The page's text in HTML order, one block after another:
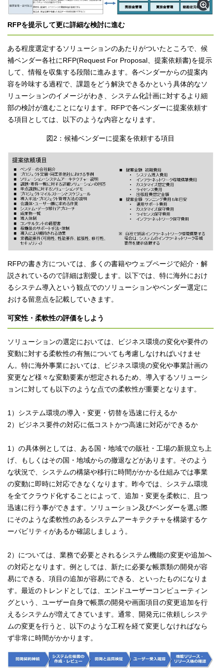
RFPを提示して更に詳細な検討に進む
ある程度選定するソリューションのあたりがついたところで、候
補ベンダー各社にRFP(Request For Proposal、提案依頼書)を提示
して、情報を収集する段階に進みます。各ベンダーからの提案内
容を吟味する過程で、課題をどう解決できるかという具体的なソ
リューションのイメージがわき、システム化計画に対するより細
部の検討が進むことになります。RFPで各ベンダーに提案依頼す
る項目としては、以下のような内容となります。
図2：候補ベンダーに提案を依頼する項目
RFPの書き方については、多くの書籍やウェブページで紹介・解
説されているので詳細は割愛します。以下では、特に海外におけ
るシステム導入という観点でのソリューションやベンダー選定に
おける留意点を記載していきます。
可変性・柔軟性の評価をしよう
ソリューションの選定においては、ビジネス環境の変化や要件の
変動に対する柔軟性の有無についても考慮しなければいけませ
ん。特に海外事業においては、ビジネス環境の変化や事業計画の
変更など様々な変動要素が想定されるため、導入するソリューシ
ョンに対しても以下のような点での柔軟性が重要となります。
1）システム環境の導入・変更・切替を迅速に行えるか
2）ビジネス要件の対応に低コストかつ高速に対応ができるか
1）の具体例としては、ある国・地域での販社・工場の新規立ち上
げ、もしくはその国・地域からの撤退などがあります。そのよう
な状況で、システムの構築や移行に時間がかかる仕組みでは事業
の変動に即時に対応できなくなります。昨今では、システム環境
を全てクラウド化することによって、追加・変更を柔軟に、且つ
迅速に行う事ができます。ソリューション及びベンダーを選ぶ際
にそのような柔軟性のあるシステムアーキテクチャを構築するケ
ーパビリティがあるか確認しましょう。
2）については、業務で必要とされるシステム機能の変更や追加へ
の対応となります。例としては、新たに必要な帳票類の開発が容
易にできる、項目の追加が容易にできる、といったものになりま
す。最近のトレンドとしては、エンドユーザーコンピューティン
グという、ユーザー自身で帳票の開発や画面項目の変更追加を行
えるシステムが増えてきています。通常、開発元に依頼しシステ
ムの変更を行うと、以下のような工程を経て変更しなければなら
ず非常に時間がかかります。